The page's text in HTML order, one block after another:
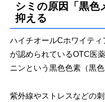
シミの原因「黒色
抑える
ハイチオールCホワイテ
が認められているOTC医
ニンという黒色色素（黒色
紫外線やストレスなどの